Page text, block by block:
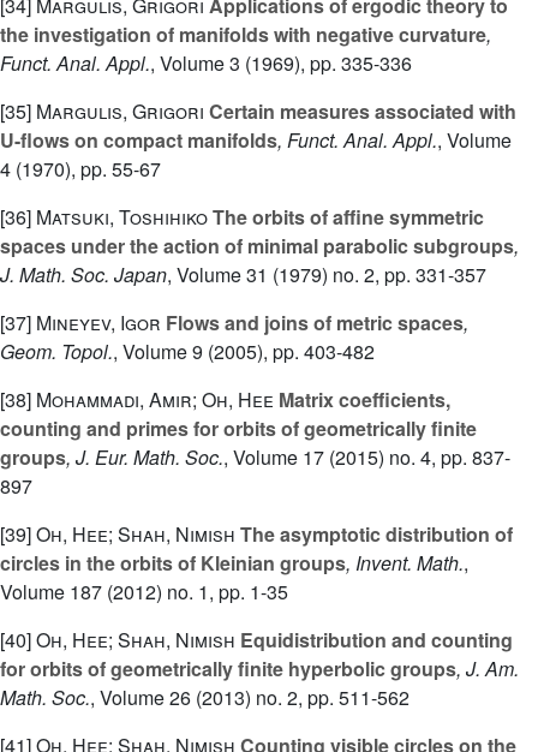
the investigation of manifolds with negative curvature,
Funct. Anal. Appl., Volume 3 (1969), pp. 335-336
[35] Margulis, Grigori Certain measures associated with
U-flows on compact manifolds, Funct. Anal. Appl., Volume
4 (1970), pp. 55-67
[36] Matsuki, ToshihikoThe orbits of affine symmetric
spaces under the action of minimal parabolic subgroups,
J. Math. Soc. Japan, Volume 31 (1979) no. 2, pp. 331-357
[37] Mineyev, Igor Flows and joins of metric spaces,
Geom. Topol., Volume 9 (2005), pp. 403-482
[38] Mohammadi, Amir; Oh, Hee Matrix coefficients,
counting and primes for orbits of geometrically finite
groups, J. Eur. Math. Soc., Volume 17 (2015) no. 4, pp. 837-
897
[39]Oh, Hee; Shah, Nimish The asymptotic distribution of
circles in the orbits of Kleinian groups, Invent. Math.,
Volume 187 (2012) no. 1, pp. 1-35
[40]Oh, Hee; Shah, Nimish Equidistribution and counting
for orbits of geometrically finite hyperbolic groups, J. Am.
Math. Soc., Volume 26 (2013) no. 2, pp. 511-562
[41]Oh, Hee; Shah, Nimish Counting visible circles on the